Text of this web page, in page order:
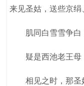
来见圣姑，送些京绢
肌同白雪雪争白
疑是西池老王母
相见之时，那圣